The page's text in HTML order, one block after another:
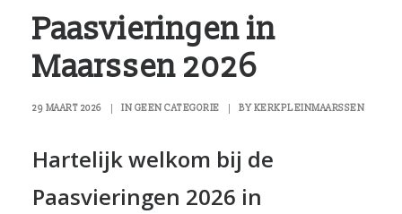
Paasvieringen in
Maarssen 2026
29 MAART 2026 IN GEEN CATEGORIE BYKERKPLEINMAARSSEN
Hartelijk welkom bij de
Paasvieringen 2026 in